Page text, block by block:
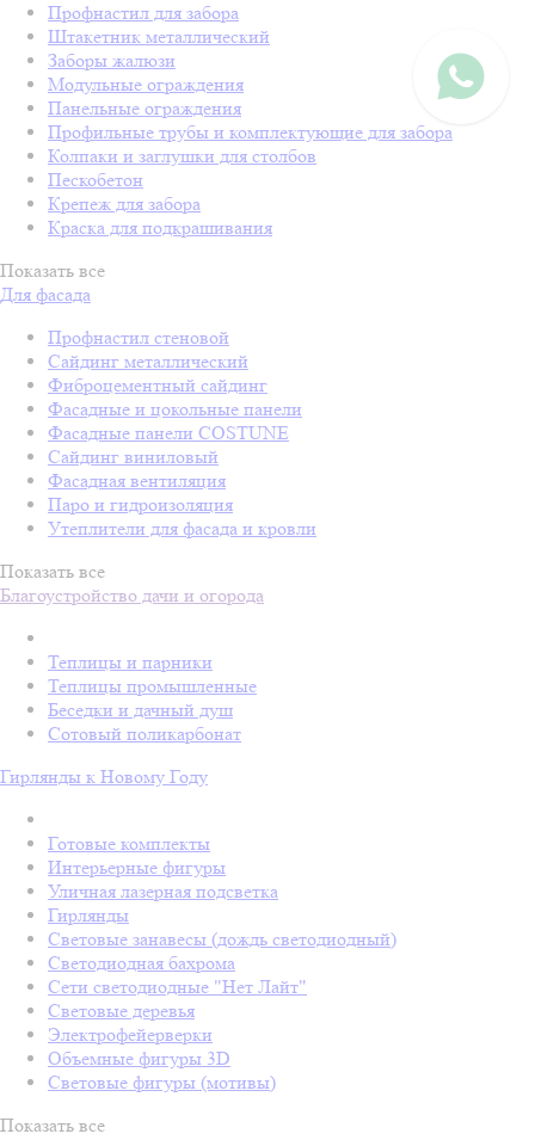
Профнастил для забора
Штакетник металлический
Заборы жалюзи
Модульные ограждения
Панельные ограждения
Профильные трубы и комплектующие для забора
Колпаки и заглушки для столбов
Пескобетон
Крепеж для забора
Краска для подкрашивания
Показать все
Для фасада
Профнастил стеновой
Сайдинг металлический
Фиброцементный сайдинг
Фасадные и цокольные панели
Фасадные панели COSTUNE
Сайдинг виниловый
Фасадная вентиляция
Паро и гидроизоляция
Утеплители для фасада и кровли
Показать все
Благоустройство дачи и огорода
Теплицы и парники
Теплицы промышленные
Беседки и дачный душ
Сотовый поликарбонат
Гирлянды к Новому Году
Готовые комплекты
Интерьерные фигуры
Уличная лазерная подсветка
Гирлянды
Световые занавесы (дождь светодиодный)
Светодиодная бахрома
Сети светодиодные "Нет Лайт"
Световые деревья
Электрофейерверки
Объемные фигуры 3D
Световые фигуры (мотивы)
Показать все